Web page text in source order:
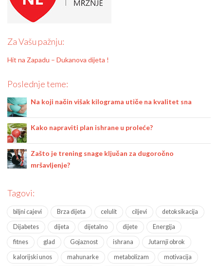
Za Vašu pažnju:
Hit na Zapadu – Dukanova dijeta !
Poslednje teme:
Na koji način višak kilograma utiče na kvalitet sna
Kako napraviti plan ishrane u proleće?
Zašto je trening snage ključan za dugoročno
mršavljenje?
Tagovi:
biljni cajevi Brza dijeta celulit ciljevi detoksikacija
Dijabetes dijeta dijetalno dijete Energija
fitnes glad Gojaznost ishrana Jutarnji obrok
kalorijski unos mahunarke metabolizam motivacija